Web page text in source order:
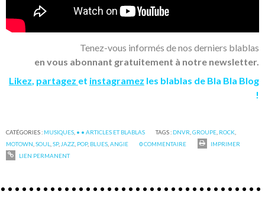
Tenez-vous informés de nos derniers blablas
en vous abonnant gratuitement à notre newsletter.
Likez, partagez et instagramez les blablas de Bla Bla Blog
!
CATÉGORIES : MUSIQUES • • ARTICLES ET BLABLAS TAGS : DNVR ,GROUPE ROCK
MOTOWN ,SOUL ,SP, JAZZ POP, BLUES ,ANGIE 0COMMENTAIRE
IMPRIMER
LIEN PERMANENT